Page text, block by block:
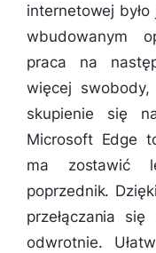
internetowej
wbudowanym
praca na
więcej
skupienie się
Microsoft Edge
ma zostawić
poprzednik.
przełączania
odwrotnie.